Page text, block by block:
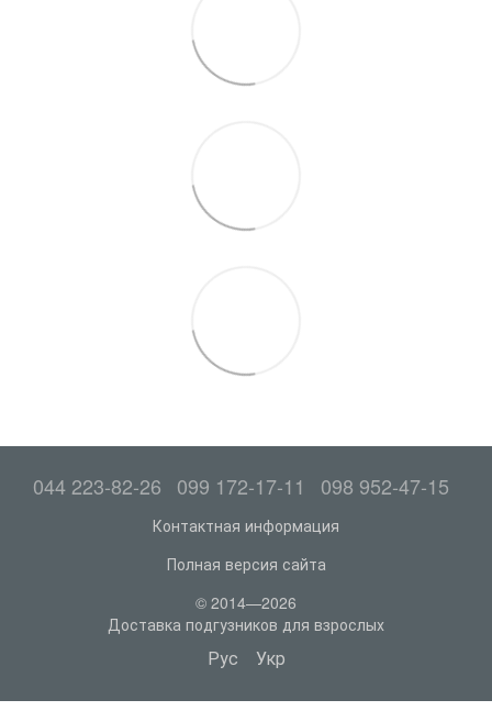
044 223-82-26 099 172-17-11 098 952-47-15
Контактная информация
Полная версия сайта
© 2014—2026
Доставка подгузников для взрослых
Рус Укр